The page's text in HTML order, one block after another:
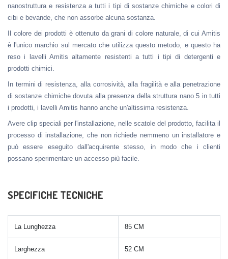
nanostruttura e resistenza a tutti i tipi di sostanze chimiche e colori di
cibi e bevande, che non assorbe alcuna sostanza.
Il colore dei prodotti è ottenuto da grani di colore naturale, di cui Amitis
è l'unico marchio sul mercato che utilizza questo metodo, e questo ha
reso i lavelli Amitis altamente resistenti a tutti i tipi di detergenti e
prodotti chimici.
In termini di resistenza, alla corrosività, alla fragilità e alla penetrazione
di sostanze chimiche dovuta alla presenza della struttura nano 5 in tutti
i prodotti, i lavelli Amitis hanno anche un'altissima resistenza.
Avere clip speciali per l'installazione, nelle scatole del prodotto, facilita il
processo di installazione, che non richiede nemmeno un installatore e
può essere eseguito dall'acquirente stesso, in modo che i clienti
possano sperimentare un accesso più facile.
SPECIFICHE TECNICHE
La Lunghezza 85 CM
Larghezza 52 CM